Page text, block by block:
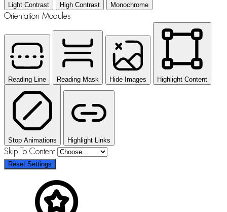
Light Contrast High Contrast Monochrome
Orientation Modules
Reading Line Reading Mask Hide Images Highlight Content
Stop Animations Highlight Links
Skip To Content
Reset Settings